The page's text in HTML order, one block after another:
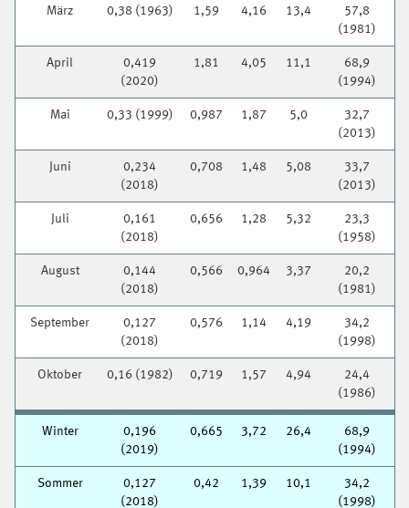
März 0,38 (1963) 1,59 4,16 13,4
57,8
(1981)
April
0,419
(2020)
1,81 4,05 11,1
68,9
(1994)
Mai 0,33 (1999) 0,987 1,87 5,0
32,7
(2013)
Juni
0,234
(2018)
0,708 1,48 5,08
33,7
(2013)
Juli
0,161
(2018)
0,656 1,28 5,32
23,3
(1958)
August
0,144
(2018)
0,566 0,964 3,37
20,2
(1981)
September
0,127
(2018)
0,576 1,14 4,19
34,2
(1998)
Oktober 0,16 (1982) 0,719 1,57 4,94
24,4
(1986)
Winter
0,196
(2019)
0,665 3,72 26,4
68,9
(1994)
Sommer
0,127
(2018)
0,42 1,39 10,1
34,2
(1998)